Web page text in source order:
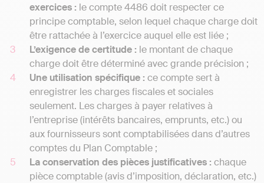
exercices : le compte 4486 doit respecter ce
principe comptable, selon lequel chaque charge doit
être rattachée à l’exercice auquel elle est liée ;
L’exigence de certitude : le montant de chaque
charge doit être déterminé avec grande précision ;
Une utilisation spécifique : ce compte sert à
enregistrer les charges fiscales et sociales
seulement. Les charges à payer relatives à
l’entreprise (intérêts bancaires, emprunts, etc.) ou
aux fournisseurs sont comptabilisées dans d’autres
comptes du Plan Comptable ;
La conservation des pièces justificatives : chaque
pièce comptable (avis d’imposition, déclaration, etc.)